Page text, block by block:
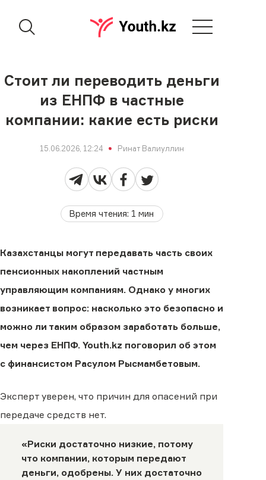
Стоит ли переводить деньги
из ЕНПФ в частные
компании: какие есть риски
15.06.2026, 12:24 Ринат Валиуллин
Время чтения: 1 мин
Казахстанцы могут передавать часть своих
пенсионных накоплений частным
управляющим компаниям. Однако у многих
возникает вопрос: насколько это безопасно и
можно ли таким образом заработать больше,
чем через ЕНПФ. Youth.kz поговорил об этом
с финансистом Расулом Рысмамбетовым.
Эксперт уверен, что причин для опасений при
передаче средств нет.
«Риски достаточно низкие, потому
что компании, которым передают
деньги, одобрены. У них достаточно